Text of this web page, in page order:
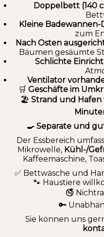
Doppelbett (140
Kleine
zum
Nach Osten
Bäumen gesäumte
Schlichte
Ventilator
🛒 Geschäfte im
🏖 Strand und Hafen
🍳 Separate und
Der Essbereich
Mikrowelle, Kühl-/
Kaffeemaschine,
✅ Bettwäsche und
🐾 Haustiere
🚭
🔑
Sie können uns